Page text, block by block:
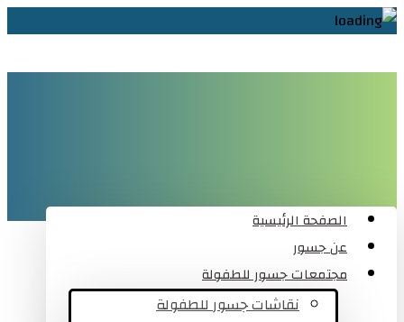
الصفحة الرئيسية
عن جسور
مجتمعات جسور للطفولة
نقاشات جسور للطفولة